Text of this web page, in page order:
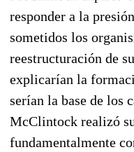
responder a la
sometidos los
reestructuración de
explicarían la
serían la base de los
McClintock realizó
fundamentalmente